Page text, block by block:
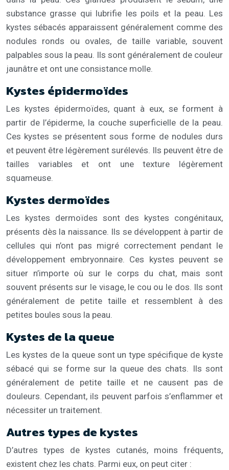
substance grasse qui lubrifie les poils et la peau. Les
kystes sébacés apparaissent généralement comme des
nodules ronds ou ovales, de taille variable, souvent
palpables sous la peau. Ils sont généralement de couleur
jaunâtre et ont une consistance molle.
Kystes épidermoïdes
Les kystes épidermoïdes, quant à eux, se forment à
partir de l’épiderme, la couche superficielle de la peau.
Ces kystes se présentent sous forme de nodules durs
et peuvent être légèrement surélevés. Ils peuvent être de
tailles variables et ont une texture légèrement
squameuse.
Kystes dermoïdes
Les kystes dermoïdes sont des kystes congénitaux,
présents dès la naissance. Ils se développent à partir de
cellules qui n’ont pas migré correctement pendant le
développement embryonnaire. Ces kystes peuvent se
situer n’importe où sur le corps du chat, mais sont
souvent présents sur le visage, le cou ou le dos. Ils sont
généralement de petite taille et ressemblent à des
petites boules sous la peau.
Kystes de la queue
Les kystes de la queue sont un type spécifique de kyste
sébacé qui se forme sur la queue des chats. Ils sont
généralement de petite taille et ne causent pas de
douleurs. Cependant, ils peuvent parfois s’enflammer et
nécessiter un traitement.
Autres types de kystes
D’autres types de kystes cutanés, moins fréquents,
existent chez les chats. Parmi eux, on peut citer :